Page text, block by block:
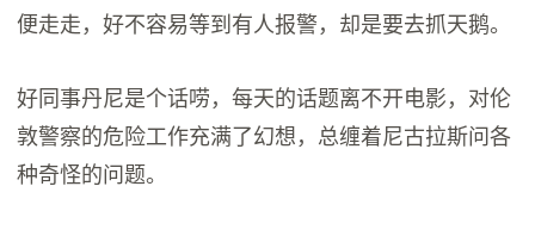
便走走，好不容易等到有人报警，却是要去抓天鹅。
好同事丹尼是个话唠，每天的话题离不开电影，对伦
敦警察的危险工作充满了幻想，总缠着尼古拉斯问各
种奇怪的问题。